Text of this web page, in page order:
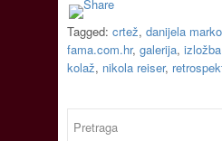
Tagged: crtež, danijela
fama.com.hr, galerija, izložba
kolaž, nikola reiser,